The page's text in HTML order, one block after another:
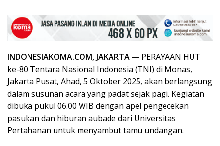
INDONESIAKOMA.COM, JAKARTA — PERAYAAN HUT
ke-80 Tentara Nasional Indonesia (TNI) di Monas,
Jakarta Pusat, Ahad, 5 Oktober 2025, akan berlangsung
dalam susunan acara yang padat sejak pagi. Kegiatan
dibuka pukul 06.00 WIB dengan apel pengecekan
pasukan dan hiburan aubade dari Universitas
Pertahanan untuk menyambut tamu undangan.